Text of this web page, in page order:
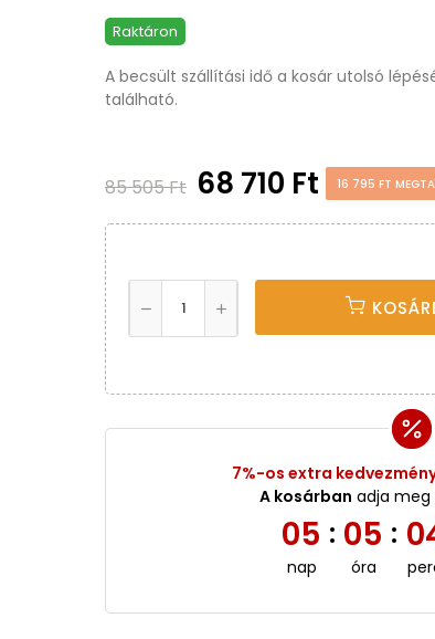
Raktáron
A becsült szállítási idő a kosár utolsó
található.
85 505 Ft 68 710 Ft 16 795 FT
7%-os extra
A kosárban adja meg
05
nap
: 05
óra
: